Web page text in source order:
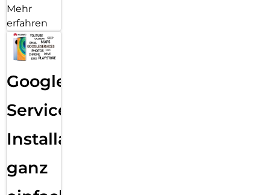
Mehr
erfahren
Google
Services
Installation
ganz